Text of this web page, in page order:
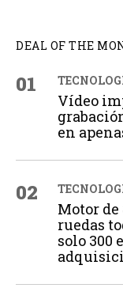
DEAL OF THE
01
Vídeo
en
02
Motor de
ruedas
solo 300